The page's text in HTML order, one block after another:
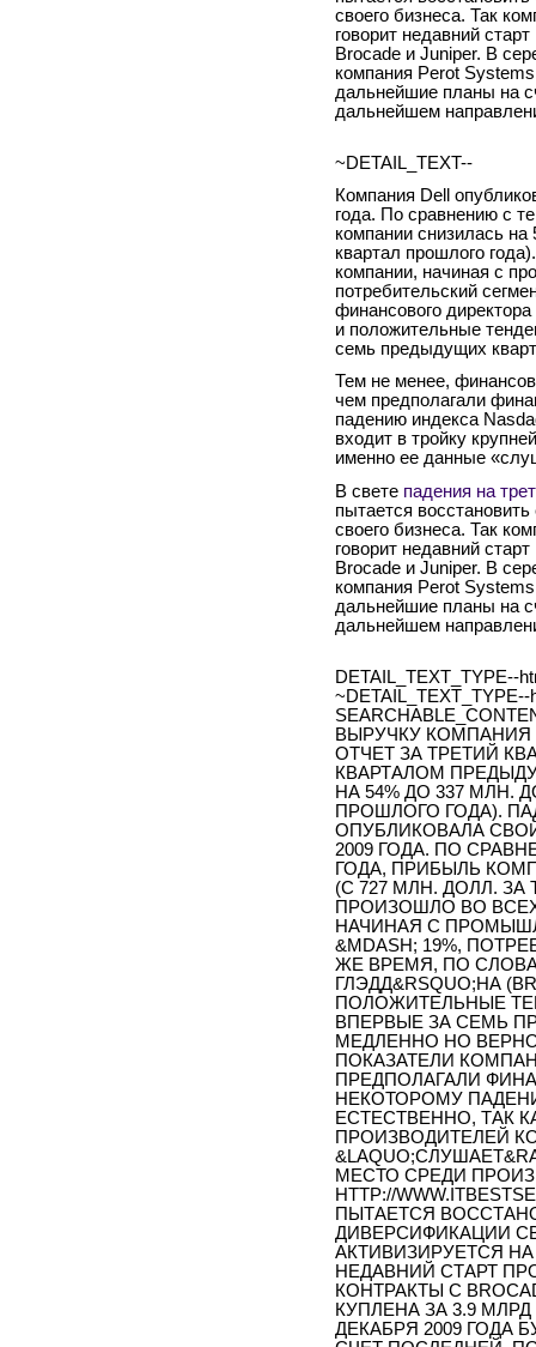
своего бизнеса. Так
говорит недавний
Brocade и Juniper. В
компания Perot
дальнейшие планы на
дальнейшем
~DETAIL_TEXT--
Компания Dell
года. По сравнению с
компании снизилась
квартал прошлого
компании, начиная с
потребительский
финансового
и положительные
семь предыдущих
Тем не менее,
чем предполагали
падению индекса
входит в тройку
именно ее данные
В свете падения на
пытается
своего бизнеса. Так
говорит недавний
Brocade и Juniper. В
компания Perot
дальнейшие планы на
дальнейшем
DETAIL_TEXT_TYPE--
~DETAIL_TEXT_TYPE--
ВЫРУЧКУ КОМПАНИЯ
ОТЧЕТ ЗА ТРЕТИЙ
КВАРТАЛОМ
НА 54% ДО 337 МЛН.
ПРОШЛОГО ГОДА).
ОПУБЛИКОВАЛА
2009 ГОДА. ПО
ГОДА, ПРИБЫЛЬ
(С 727 МЛН. ДОЛЛ.
ПРОИЗОШЛО ВО
НАЧИНАЯ С
&MDASH; 19%,
ЖЕ ВРЕМЯ, ПО
ГЛЭДД&RSQUO;НА
ПОЛОЖИТЕЛЬНЫЕ
ВПЕРВЫЕ ЗА СЕМЬ
МЕДЛЕННО НО
ПОКАЗАТЕЛИ
ПРЕДПОЛАГАЛИ
НЕКОТОРОМУ
ЕСТЕСТВЕННО, ТАК
ПРОИЗВОДИТЕЛЕЙ
МЕСТО СРЕДИ
HTTP://
ПЫТАЕТСЯ
ДИВЕРСИФИКАЦИИ
АКТИВИЗИРУЕТСЯ
НЕДАВНИЙ СТАРТ
КОНТРАКТЫ С
КУПЛЕНА ЗА 3.9 МЛРД
ДЕКАБРЯ 2009 ГОДА